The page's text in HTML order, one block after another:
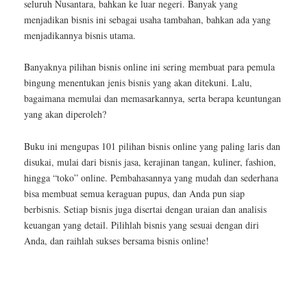
seluruh Nusantara, bahkan ke luar negeri. Banyak yang
menjadikan bisnis ini sebagai usaha tambahan, bahkan ada yang
menjadikannya bisnis utama.
Banyaknya pilihan bisnis online ini sering membuat para pemula
bingung menentukan jenis bisnis yang akan ditekuni. Lalu,
bagaimana memulai dan memasarkannya, serta berapa keuntungan
yang akan diperoleh?
Buku ini mengupas 101 pilihan bisnis online yang paling laris dan
disukai, mulai dari bisnis jasa, kerajinan tangan, kuliner, fashion,
hingga “toko” online. Pembahasannya yang mudah dan sederhana
bisa membuat semua keraguan pupus, dan Anda pun siap
berbisnis. Setiap bisnis juga disertai dengan uraian dan analisis
keuangan yang detail. Pilihlah bisnis yang sesuai dengan diri
Anda, dan raihlah sukses bersama bisnis online!